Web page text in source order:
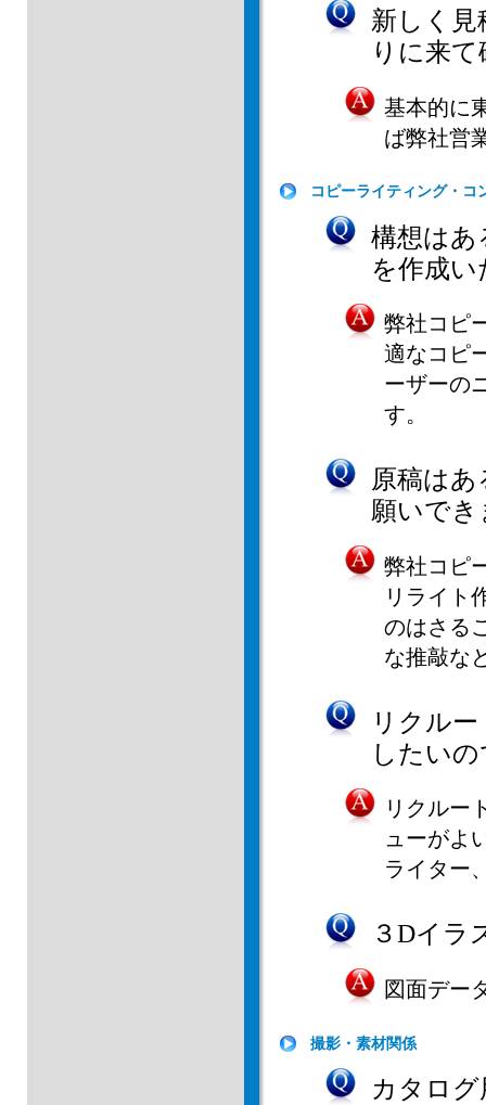
新しく見
りに来
基本的に
ば弊社営
コピーライティング・コ
構想はあ
を作成
弊社コピ
適なコピ
ーザーの
す。
原稿は
願いで
弊社コピ
リライト
のはさる
な推敲な
リクル
したい
リクルー
ューがよ
ライター
３Dイラ
図面デー
撮影・素材関係
カタロ